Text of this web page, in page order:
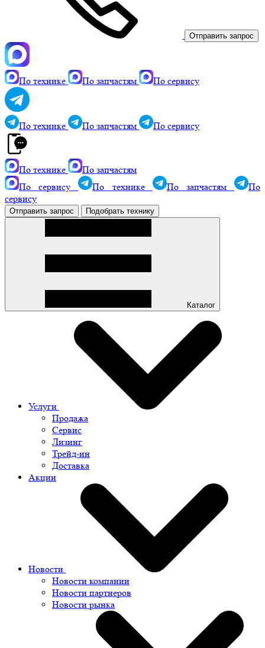
Отправить запрос
По технике По запчастям По сервису
По технике По запчастям По сервису
По технике
По запчастям
По сервису
По технике По запчастям
По
сервису
Отправить запрос Подобрать технику
Каталог
Услуги
Продажа
Сервис
Лизинг
Трейд-ин
Доставка
Акции
Новости
Новости компании
Новости партнеров
Новости рынка